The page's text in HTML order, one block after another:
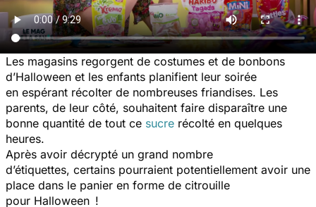
Les magasins regorgent de costumes et de bonbons
d’Halloween et les enfants planifient leur soirée
en espérant récolter de nombreuses friandises. Les
parents, de leur côté, souhaitent faire disparaître une
bonne quantité de tout ce sucre récolté en quelques
heures.
Après avoir décrypté un grand nombre
d’étiquettes, certains pourraient potentiellement avoir une
place dans le panier en forme de citrouille
pour Halloween !